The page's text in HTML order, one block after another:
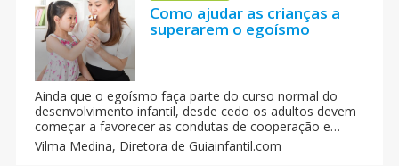
Como ajudar as crianças a
superarem o egoísmo
Ainda que o egoísmo faça parte do curso normal do
desenvolvimento infantil, desde cedo os adultos devem
começar a favorecer as condutas de cooperação e
empatia com os outros. Como conseguir que as
crianças sejam generosas com os demais. Cómo
Vilma Medina, Diretora de Guiainfantil.com